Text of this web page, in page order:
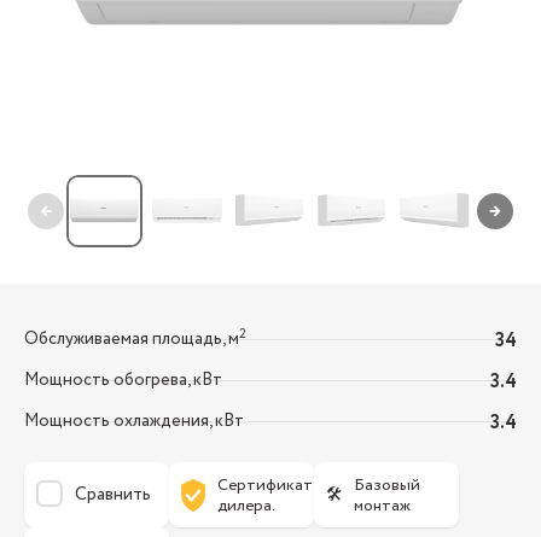
← →
Обслуживаемая площадь, м2 34
Мощность обогрева, кВт 3.4
Мощность охлаждения, кВт 3.4
Сравнить
Сертификат
дилера.
🛠 Базовый
монтаж